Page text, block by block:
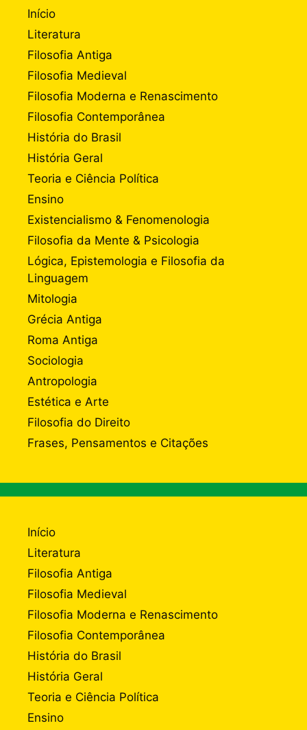
Início
Literatura
Filosofia Antiga
Filosofia Medieval
Filosofia Moderna e Renascimento
Filosofia Contemporânea
História do Brasil
História Geral
Teoria e Ciência Política
Ensino
Existencialismo & Fenomenologia
Filosofia da Mente & Psicologia
Lógica, Epistemologia e Filosofia da
Linguagem
Mitologia
Grécia Antiga
Roma Antiga
Sociologia
Antropologia
Estética e Arte
Filosofia do Direito
Frases, Pensamentos e Citações
Início
Literatura
Filosofia Antiga
Filosofia Medieval
Filosofia Moderna e Renascimento
Filosofia Contemporânea
História do Brasil
História Geral
Teoria e Ciência Política
Ensino